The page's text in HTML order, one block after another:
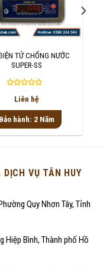
TỬ CHỐNG NƯỚC
SUPER-SS
Được
hạng
0
5
Liên hệ
Bảo hành: 2 Năm
VỤ TÂN HUY
Quy Nhơn Tây, Tỉnh
Hiệp Bình, Thành phố Hồ